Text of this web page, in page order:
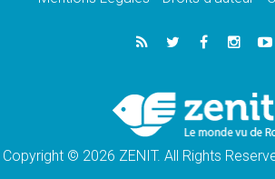
05.08.2026
Le nonce en Ukraine: «Il est
Léon XIV au Pérou, une lueur
un peuple en quête de paix
Copyright © 2026 ZENIT. All Rights